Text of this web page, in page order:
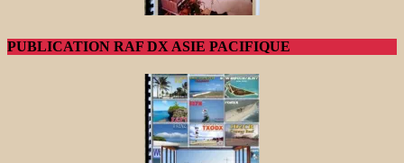
PUBLICATION RAF DX ASIE PACIFIQUE